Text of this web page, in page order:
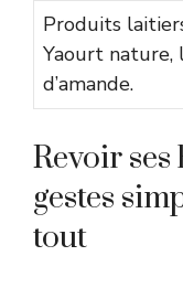
Produits
Yaourt nature,
d’amande.
Revoir ses
gestes
tout